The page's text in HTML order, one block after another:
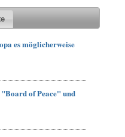
es möglicherweise
of Peace" und